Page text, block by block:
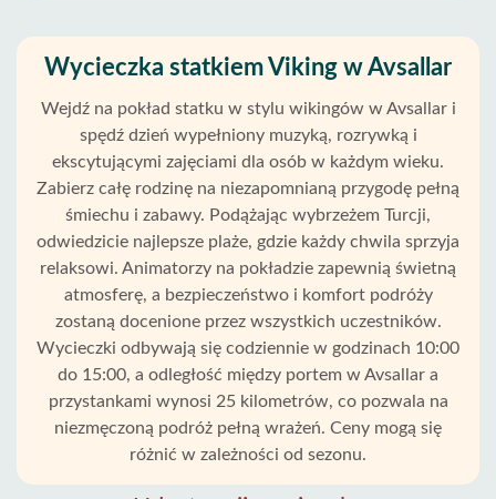
Wycieczka statkiem Viking w Avsallar
Wejdź na pokład statku w stylu wikingów w Avsallar i
spędź dzień wypełniony muzyką, rozrywką i
ekscytującymi zajęciami dla osób w każdym wieku.
Zabierz całę rodzinę na niezapomnianą przygodę pełną
śmiechu i zabawy. Podążając wybrzeżem Turcji,
odwiedzicie najlepsze plaże, gdzie każdy chwila sprzyja
relaksowi. Animatorzy na pokładzie zapewnią świetną
atmosferę, a bezpieczeństwo i komfort podróży
zostaną docenione przez wszystkich uczestników.
Wycieczki odbywają się codziennie w godzinach 10:00
do 15:00, a odległość między portem w Avsallar a
przystankami wynosi 25 kilometrów, co pozwala na
niezmęczoną podróż pełną wrażeń. Ceny mogą się
różnić w zależności od sezonu.